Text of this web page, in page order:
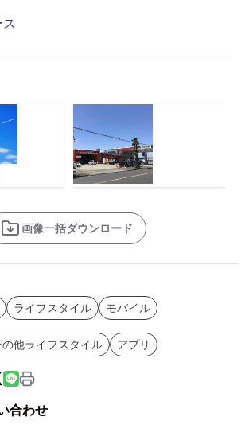
画像一括ダウンロード
ライフスタイル モバイル
の他ライフスタイル アプリ
合わせ